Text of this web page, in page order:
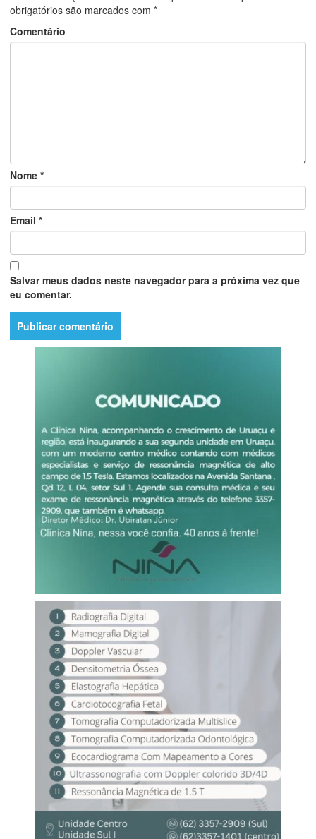
obrigatórios são marcados com *
Comentário
Nome *
Email *
Salvar meus dados neste navegador para a próxima vez que
eu comentar.